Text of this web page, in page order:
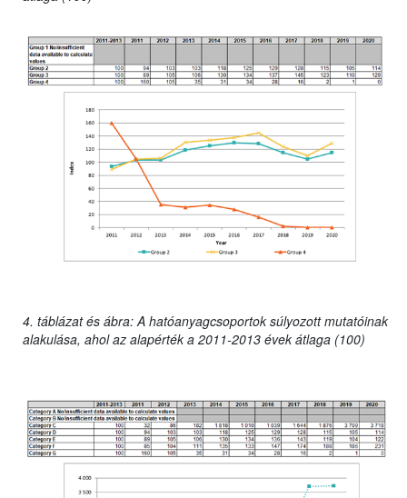
4. táblázat és ábra: A hatóanyagcsoportok súlyozott mutatóinak
alakulása, ahol az alapérték a 2011-2013 évek átlaga (100)